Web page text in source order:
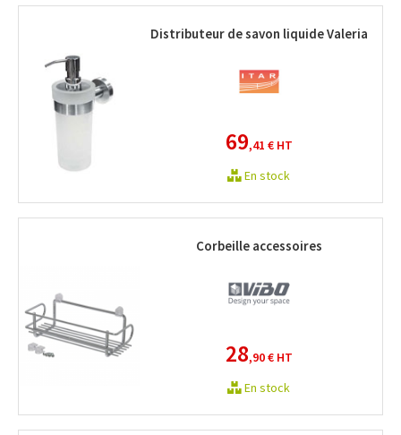
Distributeur de savon liquide Valeria
69,41 €HT
En stock
Corbeille accessoires
28,90 €HT
En stock